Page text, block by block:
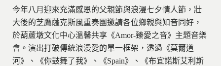
今年八月迎來充滿感恩的父親節與浪漫七夕情人節，壯
大後的芝鷹薩克斯風重奏團邀請各位鄉親與知音同好，
於葫蘆墩文化中心溫馨共享《Amor-臻愛之音》主題音樂
會。演出打破傳統浪漫愛的單一框架，透過《莫爾道
河》、《你鼓舞了我》、《Spain》、《布宜諾斯艾利斯